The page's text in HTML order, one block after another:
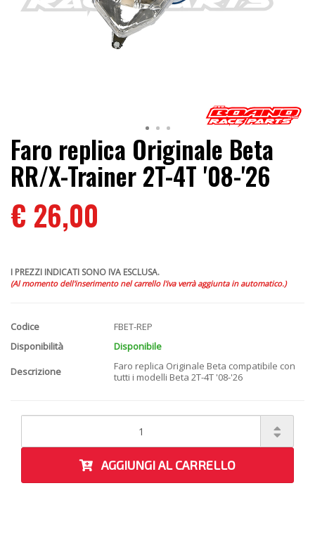
Faro replica Originale Beta
RR/X-Trainer 2T-4T '08-'26
€ 26,00
I PREZZI INDICATI SONO IVA ESCLUSA.
(Al momento dell'inserimento nel carrello l'iva verrà aggiunta in automatico.)
Codice
FBET-REP
Disponibilità
Disponibile
Descrizione
Faro replica Originale Beta compatibile con
tutti i modelli Beta 2T-4T '08-'26
AGGIUNGI AL CARRELLO